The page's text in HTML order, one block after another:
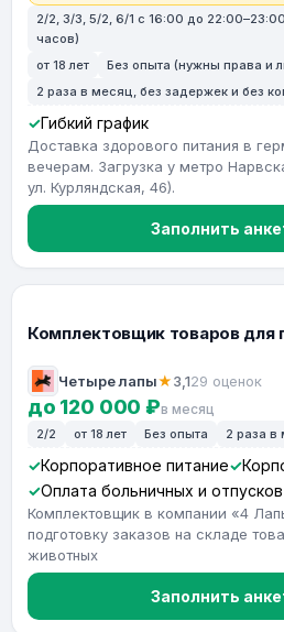
2/2, 3/3, 5/2, 6/1 с 16:00 до
часов)
от 18 лет
Без опыта (нужны права и
2 раза в месяц, без задержек и без
Гибкий график
Доставка здорового питания в
вечерам. Загрузка у метро
ул. Курляндская, 46).
Заполнить
Комплектовщик товаров для
Четыре лапы★3,129 оценок
до 120 000 ₽в месяц
2/2 от 18 лет Без опыта 2 раза в
Корпоративное питание
Оплата больничных и отпусков
Комплектовщик в компании «4
подготовку заказов на складе
животных
Заполнить